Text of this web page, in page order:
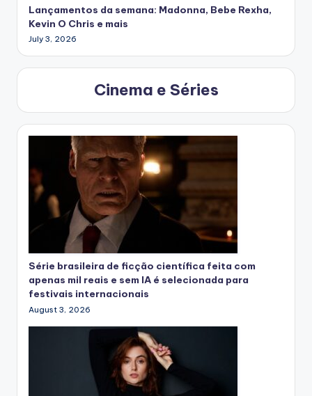
Lançamentos da semana: Madonna, Bebe Rexha,
Kevin O Chris e mais
July 3, 2026
Cinema e Séries
Série brasileira de ficção científica feita com
apenas mil reais e sem IA é selecionada para
festivais internacionais
August 3, 2026